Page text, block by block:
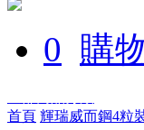
0 購
首頁 輝瑞威而鋼4粒